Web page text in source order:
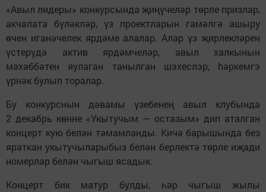
«Авыл лидеры» конкурсында җиңүчеләр төрле призлар,
акчалата бүләкләр, үз проектларын гамәлгә ашыру
өчен иганәчелек ярдәме алалар. Алар үз җирлекләрен
үстерүдә актив ярдәмчеләр, авыл халкынын
мәхәббәтен яулаган танылган шэхеслэр, hәркемгэ
үрнәк булып торалар.
Бу конкурснын дәвамы үзебенең авыл клубында
2 декабрь көнне «Укытучым — остазым» дип аталган
концерт кую белән тәмамланды. Кичә барышында без
яраткан укытучыларыбыз белән берлектә төрле иҗади
номерлар белән чыгыш ясадык.
Концерт бик матур булды, һәр чыгыш жылы